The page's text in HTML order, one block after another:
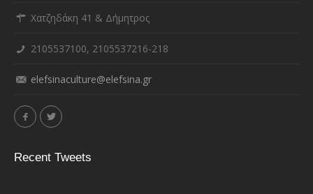
Χατζηδάκη 41 & Δήμητρος
2105537100, 2105537216-218
elefsinaculture@elefsina.gr
Recent Tweets